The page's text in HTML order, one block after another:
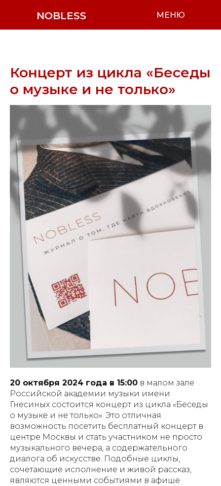
NOBLESS МЕНЮ
Концерт из цикла «Беседы
о музыке и не только»
20 октября 2024 года в 15:00 в малом зале
Российской академии музыки имени
Гнесиных состоится концерт из цикла «Беседы
о музыке и не только». Это отличная
возможность посетить бесплатный концерт в
центре Москвы и стать участником не просто
музыкального вечера, а содержательного
диалога об искусстве. Подобные циклы,
сочетающие исполнение и живой рассказ,
являются ценными событиями в афише